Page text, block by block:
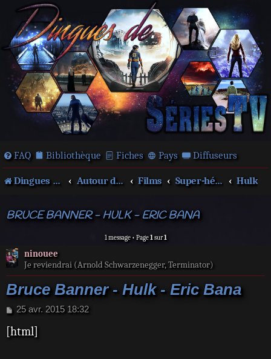
FAQ Bibliothèque Fiches Pays Diffuseurs
Dingues de séries télé ! Autour des films et séries Films Super-héros Hulk
BRUCE BANNER - HULK - ERIC BANA
1 message • Page1sur1
ninouee
Je reviendrai (Arnold Schwarzenegger, Terminator)
Bruce Banner - Hulk - Eric Bana
M
s
25 avr. 2015 18:32
[html]